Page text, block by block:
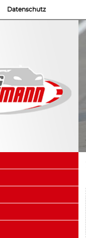
Datenschutz